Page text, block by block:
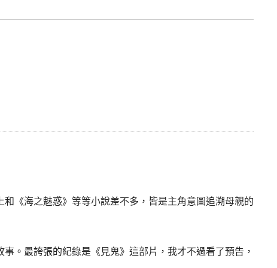
海之魅惑》等等小說差不多，皆是主角意圖追溯母親的
。最誇張的紀錄是《見鬼》這部片，我才不過看了預告，